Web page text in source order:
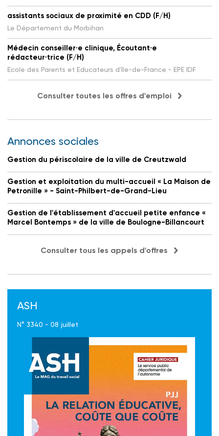
assistants sociaux de proximité en CDD (F/H)
Le Département du Morbihan
Médecin conseiller·e clinique, Écoutant·e
rédacteur·trice (F/H)
Ecole des Parents et Educateurs d'Ile-de-France - EPE IDF
Consulter toutes les offres d'emploi
Annonces sociales
Gestion du périscolaire de la ville de Creutzwald
Gestion et exploitation du multi-accueil « La Maison de
Petronille » - Saint-Philbert-de-Grand-Lieu
Gestion de l'établissement d'accueil petite enfance «
Marcel Bontemps » de la ville de Boulogne-Billancourt
Consulter tous les appels d'offres
ASH
N° 3340 - 08 juillet